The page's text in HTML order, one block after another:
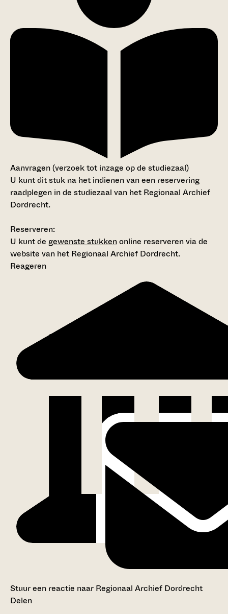
Aanvragen (verzoek tot inzage op de studiezaal)
U kunt dit stuk na het indienen van een reservering
raadplegen in de studiezaal van het Regionaal Archief
Dordrecht.
Reserveren:
U kunt de gewenste stukkenonline reserveren via de
website van het Regionaal Archief Dordrecht.
Reageren
Stuur een reactie naar Regionaal Archief Dordrecht
Delen